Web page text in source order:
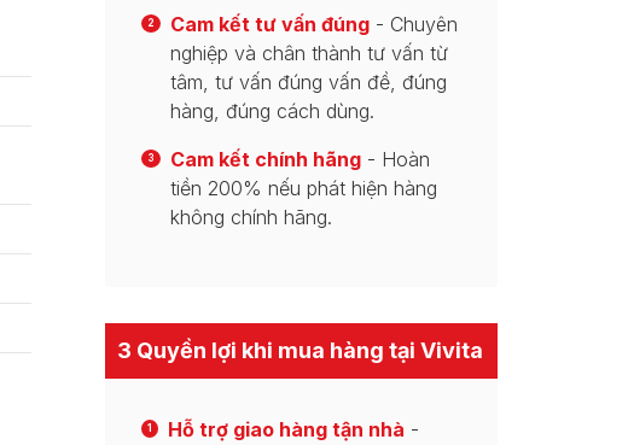
2 Cam kết tư vấn đúng - Chuyên
nghiệp và chân thành tư vấn từ
tâm, tư vấn đúng vấn đề, đúng
hàng, đúng cách dùng.
3 Cam kết chính hãng - Hoàn
tiền 200% nếu phát hiện hàng
không chính hãng.
3 Quyền lợi khi mua hàng tại Vivita
1 Hỗ trợ giao hàng tận nhà -